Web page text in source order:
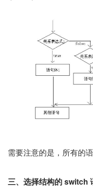
需要注意的是，所有的
三、选择结构的 switch